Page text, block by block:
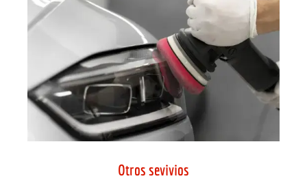
Otros sevivios